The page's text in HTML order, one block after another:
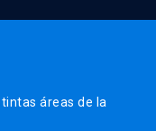
áreas de la